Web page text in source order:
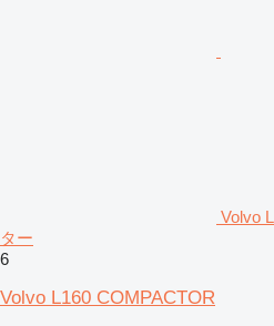
Volvo
ター
6
Volvo L160 COMPACTOR